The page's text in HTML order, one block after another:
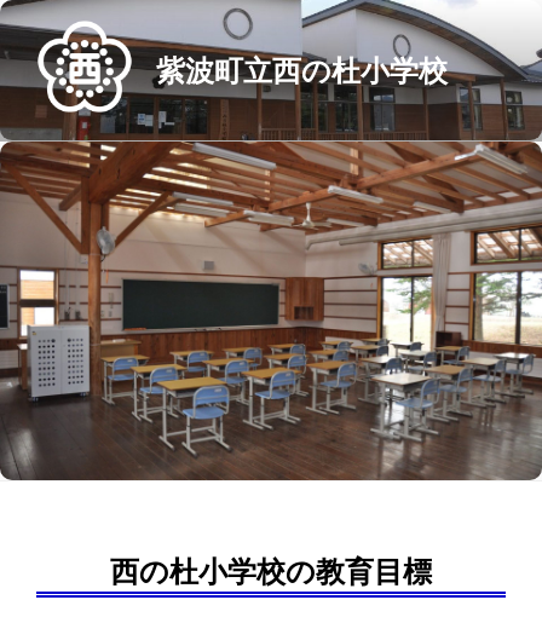
Skip
content
紫波町立西の杜小学校
西の杜小学校の教育目標